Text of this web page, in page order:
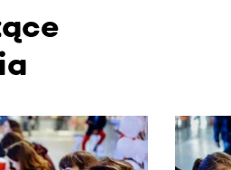
przewijane w poziomie. Użyj